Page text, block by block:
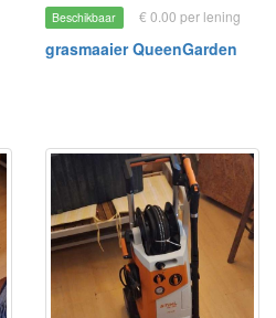
Beschikbaar € 0.00 per lening
grasmaaier QueenGarden